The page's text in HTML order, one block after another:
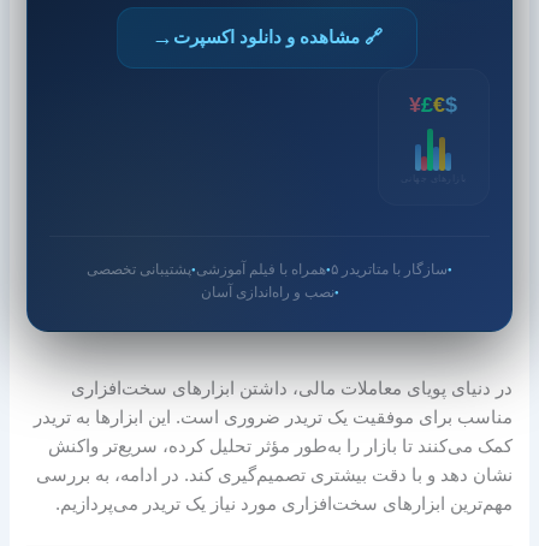
🔗 مشاهده و دانلود اکسپرت →
$
€
£
¥
بازارهای جهانی
●سازگار با متاتریدر ۵ ●همراه با فیلم آموزشی ●پشتیبانی تخصصی
●نصب و راه‌اندازی آسان
در دنیای پویای معاملات مالی، داشتن ابزارهای سخت‌افزاری
مناسب برای موفقیت یک تریدر ضروری است. این ابزارها به تریدر
کمک می‌کنند تا بازار را به‌طور مؤثر تحلیل کرده، سریع‌تر واکنش
نشان دهد و با دقت بیشتری تصمیم‌گیری کند. در ادامه، به بررسی
مهم‌ترین ابزارهای سخت‌افزاری مورد نیاز یک تریدر می‌پردازیم.